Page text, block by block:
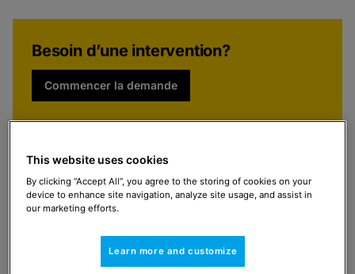
Besoin d’une intervention?
Commencer la demande
Mise en service de la pompe à
chaleur.
Demander ici
This website uses cookies
By clicking “Accept All”, you agree to the storing of cookies on your
device to enhance site navigation, analyze site usage, and assist in
our marketing efforts.
Learn more and customize